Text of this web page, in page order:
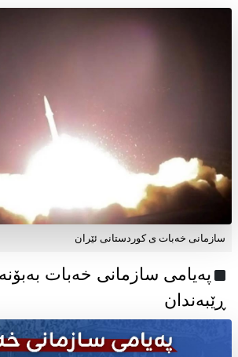
سازمانی خەبات ی کوردستانی ئێران
ڕێبەندان